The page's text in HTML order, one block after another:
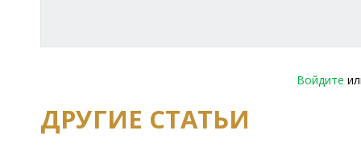
Войдите
ДРУГИЕ СТАТЬИ